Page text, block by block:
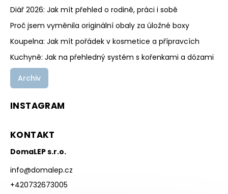
Diář 2026: Jak mít přehled o rodině, práci i sobě
Proč jsem vyměnila originální obaly za úložné boxy
Koupelna: Jak mít pořádek v kosmetice a přípravcích
Kuchyně: Jak na přehledný systém s kořenkami a dózami
Archiv
INSTAGRAM
KONTAKT
DomaLEP s.r.o.
info@domalep.cz
+420732673005